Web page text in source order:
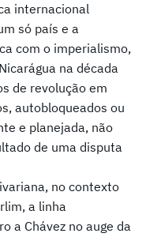
internacional
só país e a
com o imperialismo,
na década
de revolução em
autobloqueados ou
e planejada, não
de uma disputa
no contexto
a linha
a Chávez no auge da